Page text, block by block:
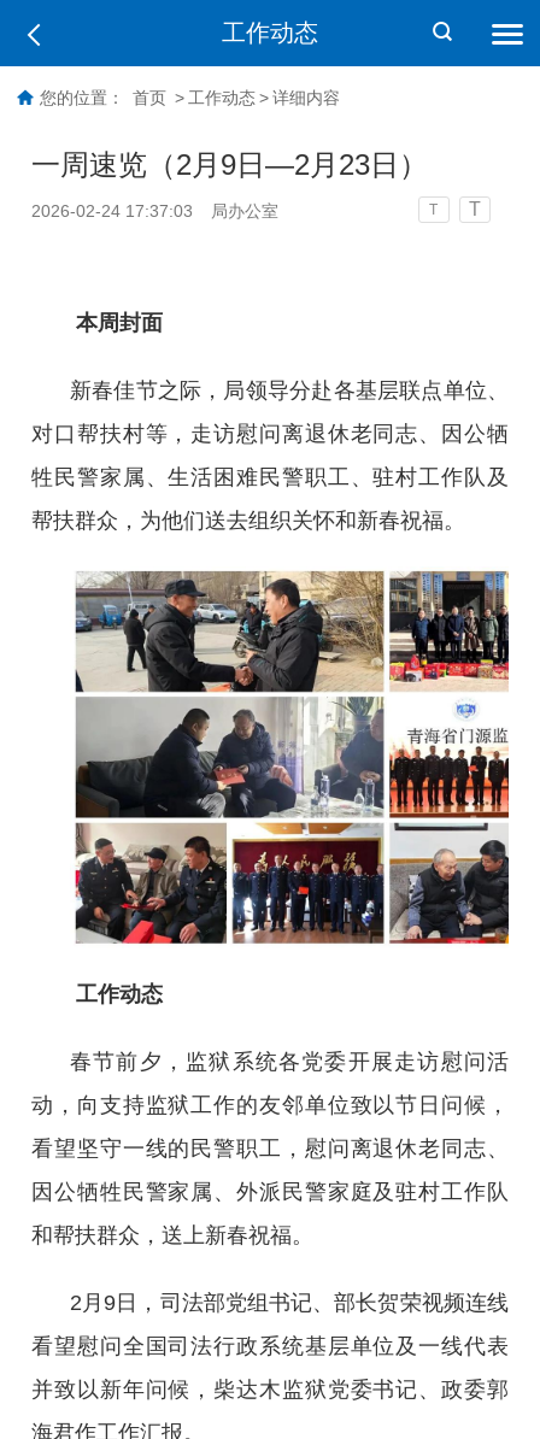
工作动态
您的位置： 首页 > 工作动态 > 详细内容
一周速览（2月9日—2月23日）
2026-02-24 17:37:03 局办公室 T T
本周封面
新春佳节之际，局领导分赴各基层联点单位、
对口帮扶村等，走访慰问离退休老同志、因公牺
牲民警家属、生活困难民警职工、驻村工作队及
帮扶群众，为他们送去组织关怀和新春祝福。
工作动态
春节前夕，监狱系统各党委开展走访慰问活
动，向支持监狱工作的友邻单位致以节日问候，
看望坚守一线的民警职工，慰问离退休老同志、
因公牺牲民警家属、外派民警家庭及驻村工作队
和帮扶群众，送上新春祝福。
2月9日，司法部党组书记、部长贺荣视频连线
看望慰问全国司法行政系统基层单位及一线代表
并致以新年问候，柴达木监狱党委书记、政委郭
海君作工作汇报。